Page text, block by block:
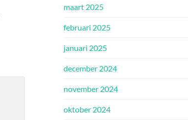
maart 2025
februari 2025
januari 2025
december 2024
november 2024
oktober 2024